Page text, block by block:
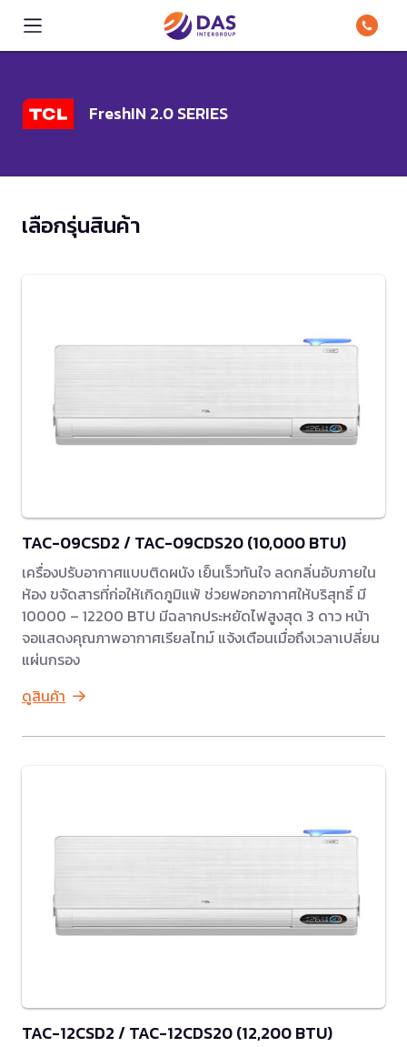
FreshIN 2.0 SERIES
เลือกรุ่นสินค้า
TAC-09CSD2 / TAC-09CDS20 (10,000 BTU)
เครื่องปรับอากาศแบบติดผนัง เย็นเร็วทันใจ ลดกลิ่นอับภายใน
ห้อง ขจัดสารที่ก่อให้เกิดภูมิแพ้ ช่วยฟอกอากาศให้บริสุทธิ์ มี
10000 – 12200 BTU มีฉลากประหยัดไฟสูงสุด 3 ดาว หน้า
จอแสดงคุณภาพอากาศเรียลไทม์ แจ้งเตือนเมื่อถึงเวลาเปลี่ยน
แผ่นกรอง
ดูสินค้า
TAC-12CSD2 / TAC-12CDS20 (12,200 BTU)